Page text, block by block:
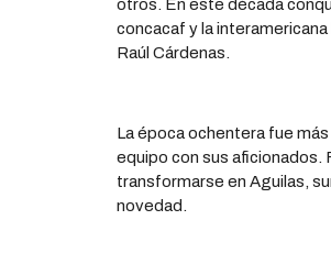
otros. En este década
concacaf y la
Raúl Cárdenas.
La época ochentera fue
equipo con sus aficionados.
transformarse en Aguilas,
novedad.